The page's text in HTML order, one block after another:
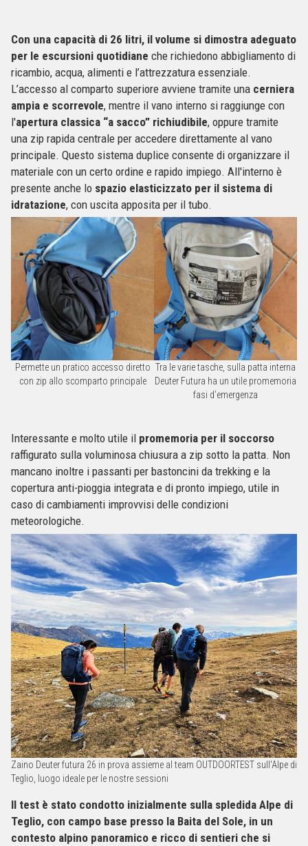
Con una capacità di 26 litri, il volume si dimostra adeguato
per le escursioni quotidiane che richiedono abbigliamento di
ricambio, acqua, alimenti e l’attrezzatura essenziale.
L’accesso al comparto superiore avviene tramite una cerniera
ampia e scorrevole, mentre il vano interno si raggiunge con
l'apertura classica “a sacco” richiudibile, oppure tramite
una zip rapida centrale per accedere direttamente al vano
principale. Questo sistema duplice consente di organizzare il
materiale con un certo ordine e rapido impiego. All'interno è
presente anche lo spazio elasticizzato per il sistema di
idratazione, con uscita apposita per il tubo.
Permette un pratico accesso diretto
con zip allo scomparto principale
Tra le varie tasche, sulla patta interna
Deuter Futura ha un utile promemoria
fasi d’emergenza
Interessante e molto utile il promemoria per il soccorso
raffigurato sulla voluminosa chiusura a zip sotto la patta. Non
mancano inoltre i passanti per bastoncini da trekking e la
copertura anti-pioggia integrata e di pronto impiego, utile in
caso di cambiamenti improvvisi delle condizioni
meteorologiche.
Zaino Deuter futura 26 in prova assieme al team OUTDOORTEST sull'Alpe di
Teglio, luogo ideale per le nostre sessioni
Il test è stato condotto inizialmente sulla spledida Alpe di
Teglio, con campo base presso la Baita del Sole, in un
contesto alpino panoramico e ricco di sentieri che si